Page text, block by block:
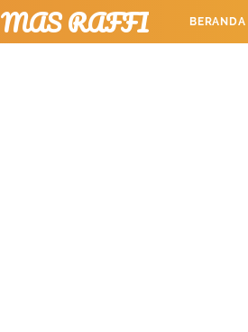
MAS RAFFI BERANDA